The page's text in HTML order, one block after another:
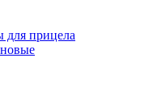
для прицела